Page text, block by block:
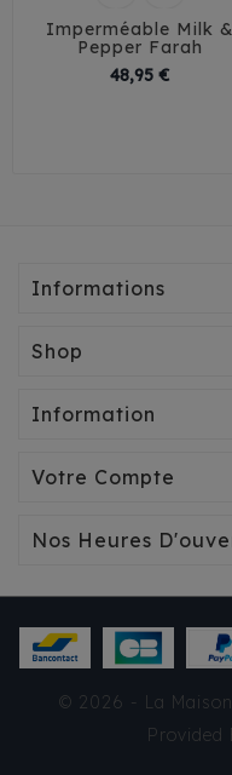
Imperméable Milk &
Pepper Farah
48,95 €Prix
Informations
Shop
Information
Votre Compte
Nos Heures
© 2026 - La
Provided